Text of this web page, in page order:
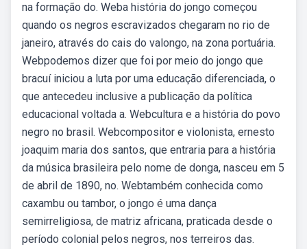
na formação do. Weba história do jongo começou
quando os negros escravizados chegaram no rio de
janeiro, através do cais do valongo, na zona portuária.
Webpodemos dizer que foi por meio do jongo que
bracuí iniciou a luta por uma educação diferenciada, o
que antecedeu inclusive a publicação da política
educacional voltada a. Webcultura e a história do povo
negro no brasil. Webcompositor e violonista, ernesto
joaquim maria dos santos, que entraria para a história
da música brasileira pelo nome de donga, nasceu em 5
de abril de 1890, no. Webtambém conhecida como
caxambu ou tambor, o jongo é uma dança
semirreligiosa, de matriz africana, praticada desde o
período colonial pelos negros, nos terreiros das.